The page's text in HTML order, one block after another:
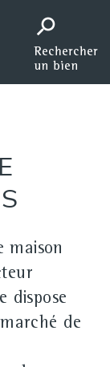
maison
dispose
de